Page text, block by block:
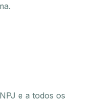
e a todos os